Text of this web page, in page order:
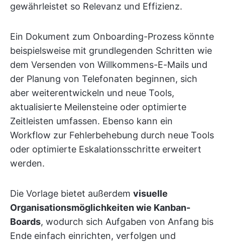
gewährleistet so Relevanz und Effizienz.
Ein Dokument zum Onboarding-Prozess könnte
beispielsweise mit grundlegenden Schritten wie
dem Versenden von Willkommens-E-Mails und
der Planung von Telefonaten beginnen, sich
aber weiterentwickeln und neue Tools,
aktualisierte Meilensteine oder optimierte
Zeitleisten umfassen. Ebenso kann ein
Workflow zur Fehlerbehebung durch neue Tools
oder optimierte Eskalationsschritte erweitert
werden.
Die Vorlage bietet außerdem visuelle
Organisationsmöglichkeiten wie Kanban-
Boards, wodurch sich Aufgaben von Anfang bis
Ende einfach einrichten, verfolgen und